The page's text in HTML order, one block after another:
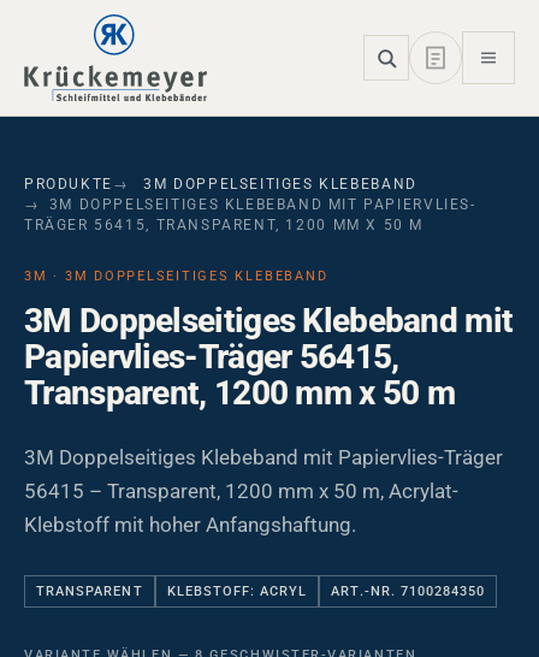
Skip to main navigation
Skip to main content
Skip to page footer
PRODUKTE
3M DOPPELSEITIGES KLEBEBAND
3M DOPPELSEITIGES KLEBEBAND MIT PAPIERVLIES-
TRÄGER 56415, TRANSPARENT, 1200 MM X 50 M
3M · 3M DOPPELSEITIGES KLEBEBAND
3M Doppelseitiges Klebeband mit
Papiervlies-Träger 56415,
Transparent, 1200 mm x 50 m
3M Doppelseitiges Klebeband mit Papiervlies-Träger
56415 – Transparent, 1200 mm x 50 m, Acrylat-
Klebstoff mit hoher Anfangshaftung.
TRANSPARENT KLEBSTOFF: ACRYL ART.-NR. 7100284350